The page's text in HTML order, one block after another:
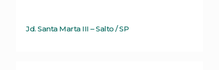
Jd. Santa Marta III – Salto / SP